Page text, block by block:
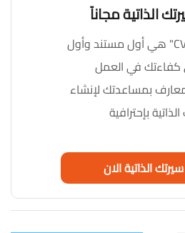
الذاتية مجاناً
كفاءتك في العمل
بمساعدتك لإنشاء
بإحترافية
الذاتية الان